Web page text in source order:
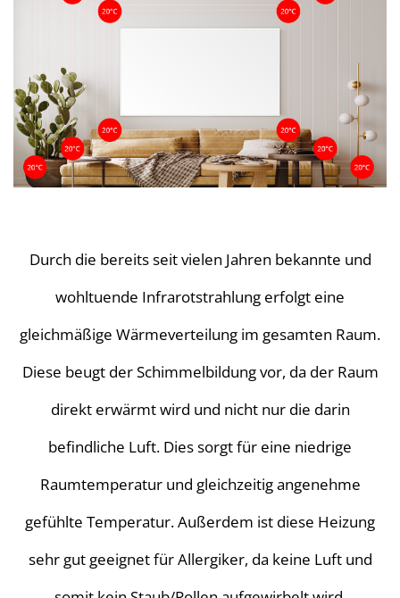
Durch die bereits seit vielen Jahren bekannte und
wohltuende Infrarotstrahlung erfolgt eine
gleichmäßige Wärmeverteilung im gesamten Raum.
Diese beugt der Schimmelbildung vor, da der Raum
direkt erwärmt wird und nicht nur die darin
befindliche Luft. Dies sorgt für eine niedrige
Raumtemperatur und gleichzeitig angenehme
gefühlte Temperatur. Außerdem ist diese Heizung
sehr gut geeignet für Allergiker, da keine Luft und